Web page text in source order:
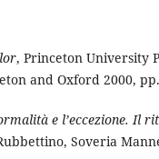
, Princeton University
and Oxford 2000,
e l’eccezione. Il
Soveria